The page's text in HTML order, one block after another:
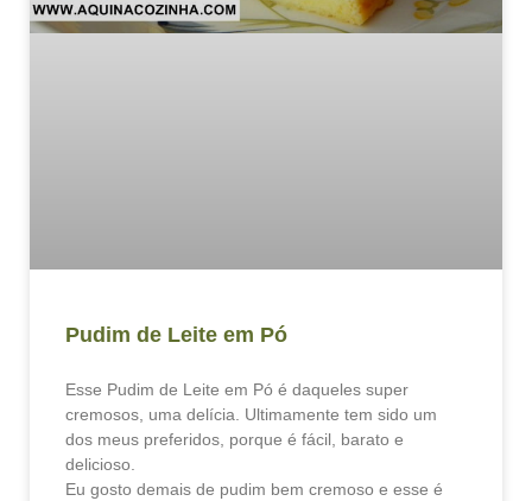
Pudim de Leite em Pó
Esse Pudim de Leite em Pó é daqueles super
cremosos, uma delícia. Ultimamente tem sido um
dos meus preferidos, porque é fácil, barato e
delicioso.
Eu gosto demais de pudim bem cremoso e esse é